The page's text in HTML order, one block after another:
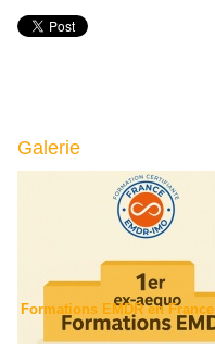
Galerie
Formations EMDR en France